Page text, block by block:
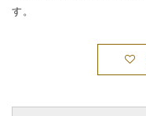
す。